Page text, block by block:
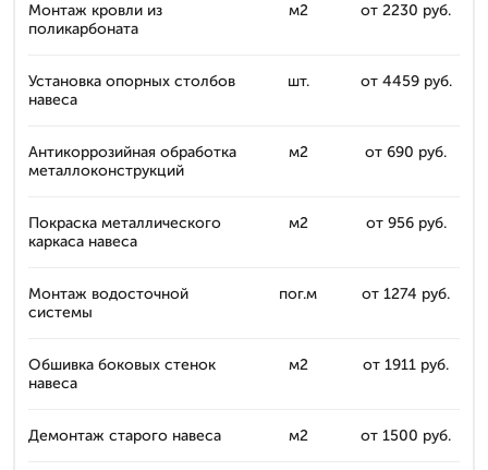
Монтаж кровли из
поликарбоната
м2 от 2230 руб.
Установка опорных столбов
навеса
шт. от 4459 руб.
Антикоррозийная обработка
металлоконструкций
м2 от 690 руб.
Покраска металлического
каркаса навеса
м2 от 956 руб.
Монтаж водосточной
системы
пог.м от 1274 руб.
Обшивка боковых стенок
навеса
м2 от 1911 руб.
Демонтаж старого навеса м2 от 1500 руб.